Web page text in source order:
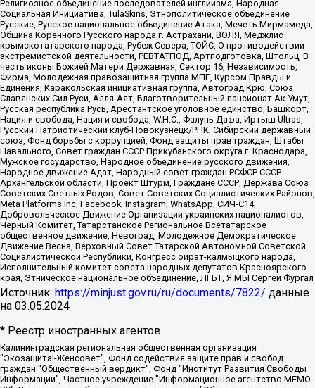
Религиозное объединение последователей инглиизма, Народная
Социальная Инициатива, TulaSkins, Этнополитическое объединение
Русские, Русское национальное объединение Атака, Мечеть Мирмамеда,
Община Коренного Русского народа г. Астрахани, ВОЛЯ, Меджлис
крымскотатарского народа, Рубеж Севера, ТОЙС, О противодействии
экстремистской деятельности, РЕВТАТПОД, Артподготовка, Штольц, В
честь иконы Божией Матери Державная, Сектор 16, Независимость,
Фирма, Молодежная правозащитная группа МПГ, Курсом Правды и
Единения, Каракольская инициативная группа, Автоград Крю, Союз
Славянских Сил Руси, Алля-Аят, Благотворительный пансионат Ак Умут,
Русская республика Русь, Арестантское уголовное единство, Башкорт,
Нация и свобода, Нация и свобода, W.H.С., Фалунь Дафа, Иртыш Ultras,
Русский Патриотический клуб-Новокузнецк/РПК, Сибирский державный
союз, Фонд борьбы с коррупцией, Фонд защиты прав граждан, Штабы
Навального, Совет граждан СССР Прикубанского округа г. Краснодара,
Мужское государство, Народное объединение русского движения,
Народное движение Адат, Народный совет граждан РСФСР СССР
Архангельской области, Проект Штурм, Граждане СССР, Держава Союз
Советских Светлых Родов, Совет Советских Социалистических Районов,
Meta Platforms Inc, Facebook, Instagram, WhatsApp, СИЧ-С14,
Добровольческое Движение Организации украинских националистов,
Черный Комитет, Татарстанское Региональное Всетатарское
общественное движение, Невоград, Молодежное Демократическое
Движение Весна, Верховный Совет Татарской Автономной Советской
Социалистической Республики, Конгресс ойрат-калмыцкого народа,
Исполнительный комитет совета народных депутатов Красноярского
края, Этническое национальное объединение, ЛГБТ, Я.МЫ Сергей Фургал
Источник: https://minjust.gov.ru/ru/documents/7822/ данные
на 03.05.2024
* Реестр иностранных агентов:
Калининградская региональная общественная организация "Экозащита!-Женсовет", Фонд содействия защите прав и свобод граждан "Общественный вердикт", Фонд "Институт Развития Свободы Информации", Частное учреждение "Информационное агентство МЕМО. РУ", Региональная общественная организация "Общественная комиссия по сохранению наследия академика Сахарова", Фонд поддержки свободы прессы, Санкт-Петербургская общественная правозащитная организация "Гражданский контроль", Межрегиональная общественная организация "Информационно-просветительский центр "Мемориал", Региональный Фонд "Центр Защиты Прав Средств Массовой Информации", с 05.12.2023 Фонд "Центр Защиты Прав Средств массовой информации", Региональная общественная благотворительная организация помощи беженцам и мигрантам "Гражданское содействие", Негосударственное образовательное учреждение дополнительного профессионального образования (повышение квалификации) специалистов "АКАДЕМИЯ ПО ПРАВАМ ЧЕЛОВЕКА", Свердловская региональная общественная организация "Сутяжник", Автономная некоммерческая организация "Центр независимых социологических исследований", Союз общественных объединений "Российский исследовательский центр по правам человека", Региональное общественное учреждение научно-информационный центр "МЕМОРИАЛ", Некоммерческая организация "Фонд защиты гласности", Автономная некоммерческая организация "Институт прав человека", Городская общественная организация "Екатеринбургское общество "МЕМОРИАЛ", Городская общественная организация "Рязанское историко-просветительское и правозащитное общество "Мемориал" (Рязанский Мемориал), Челябинский региональный орган общественной самодеятельности – женское общественное объединение "Женщины Евразии", Челябинский региональный орган общественной самодеятельности "Уральская правозащитная группа", Фонд содействия защите здоровья и социальной справедливости имени Андрея Рылькова, Автономная Некоммерческая Организация "Аналитический Центр Юрия Левады", Автономная некоммерческая организация социальной поддержки населения "Проект Апрель", Региональная общественная организация помощи женщинам и детям, находящимся в кризисной ситуации "Информационно-методический центр "Анна", Фонд содействия развитию массовых коммуникаций и правовому просвещению "Так-так-Так", Фонд содействия устойчивому развитию "Серебряная тайга", Свердловский региональный общественный фонд социальных проектов "Новое время", "Idel.Реалии", Кавказ.Реалии, Крым.Реалии, Телеканал Настоящее Время, Татаро-башкирская служба Радио Свобода (Azatliq Radiosi), Радио Свободная Европа/Радио Свобода (PCE/PC), "Сибирь.Реалии", "Фактограф", Благотворительный фонд помощи осужденным и их семьям, Автономная некоммерческая организация "Институт глобализации и социальных движений", Фонд "В защиту прав заключенных", Частное учреждение "Центр поддержки и содействия развитию средств массовой информации", Пензенский региональный общественный благотворительный фонд "Гражданский союз", "Север.Реалии", Некоммерческая организация Фонд "Правовая инициатива", Общество с ограниченной ответственностью "Радио Свободная Европа/Радио Свобода", Чешское информационное агентство "MEDIUM-ORIENT", Красноярская региональная общественная организация "Мы против СПИДа", Камалягин Денис Николаевич, Маркелов Сергей Евгеньевич, Пономарев Лев Александрович, Савицкая Людмила Алексеевна, Автономная некоммерческая организация "Центр по работе с проблемой насилия "НАСИЛИЮ.НЕТ", Межрегиональный профессиональный союз работников здравоохранения "Альянс врачей", Юридическое лицо, зарегистрированное в Латвийской Республике, SIA "Medusa Project" (регистрационный номер 40103797863, дата регистрации 10.06.2014), Некоммерческая организация "Фонд по борьбе с коррупцией", Автономная некоммерческая организация "Институт права и публичной политики", Баданин Роман Сергеевич, Гликин Максим Александрович, Железнова Мария Михайловна, Лукьянова Юлия Сергеевна, Маетная Елизавета Витальевна, Маняхин Петр Борисович, Чуракова Ольга Владимировна, Ярош Юлия Петровна, Юридическое лицо "The Insider SIA", зарегистрированное в Риге, Латвийская Республика (дата регистрации 26.06.2015), являющееся администратором доменного имени интернет-издания "The Insider SIA", https://theins.ru, Постернак Алексей Евгеньевич, Рубин Михаил Аркадьевич, Анин Роман Александрович, Юридическое лицо Istories fonds, зарегистрированное в Латвийской Республике (регистрационный номер 50008295751, дата регистрации 24.02.2020), Великовский Дмитрий Александрович, Долинина Ирина Николаевна, Мароховская Алеся Алексеевна, Шлейнов Роман Юрьевич, Шмагун Олеся Валентиновна, Общество с ограниченной ответственностью "Альтаир 2021", Общество с ограниченной ответственностью "Вега 2021", Общество с ограниченной ответственностью "Главный редактор 2021", Общество с ограниченной ответственностью "Ромашки монолит", Важенков Артем Валерьевич, Ивановская областная общественная организация "Центр гендерных исследований", Гурман Юрий Альбертович, Медиапроект "ОВД-Инфо", Егоров Владимир Владимирович, Жилинский Владимир Александрович, Общество с ограниченной ответственностью "ЗП", Иванова София Юрьевна, Карезина Инна Павловна, Кильтау Екатерина Викторовна, Петров Алексей Викторович, Пискунов Сергей Евгеньевич, Смирнов Сергей Сергеевич, Тихонов Михаил Сергеевич, Общество с ограниченной ответственностью "ЖУРНАЛИСТ-ИНОСТРАННЫЙ АГЕНТ", Арапова Галина Юрьевна, Вольтская Татьяна Анатольевна, Американская компания "Mason G.E.S. Anonymous Foundation" (США), являющаяся владельцем интернет-издания https://mnews.world/, Компания "Stichting Bellingcat", зарегистрированная в Нидерландах (дата регистрации 11.07.2018), Захаров Андрей Вячеславович, Клепиковская Екатерина Дмитриевна, Общество с ограниченной ответственностью "МЕМО", Перл Роман Александрович, Симонов Евгений Алексеевич, Соловьева Елена Анатольевна, Сотников Даниил Владимирович, Сурначева Елизавета Дмитриевна, Автономная некоммерческая организация по защите прав человека и информированию населения "Якутия – Наше Мнение", Общество с ограниченной ответственностью "Москоу диджитал медиа", с 26.01.2023 Общество с ограниченной ответственностью "Чайка Белые сады", Ветошкина Валерия Валерьевна, Заговора Максим Александрович, Межрегиональное общественное движение "Российская ЛГБТ - сеть", Оленичев Максим Владимирович, Павлов Иван Юрьевич, Скворцова Елена Сергеевна, Общество с ограниченной ответственностью "Как бы инагент", Кочетков Игорь Викторович, Общество с ограниченной ответственностью "Честные выборы", Еланчик Олег Александрович, Общество с ограниченной ответственностью "Нобелевский призыв", Гималова Регина Эмилевна, Григорьев Андрей Валерьевич, Григорьева Алина Александровна, Ассоциация по содействию защите прав призывников, альтернативнослужащих и военнослужащих "Правозащитная группа "Гражданин.Армия.Право", Хисамова Регина Фаритовна, Автономная некоммерческая организация по реализации социально-правовых программ "Лилит", Дальневосточное общественное движение "Маяк", Санкт-Петербургская ЛГБТ-инициативная группа "Выход", Инициативная группа ЛГБТ+ "Реверс", Алексеев Андрей Викторович, Бекбулатова Таисия Львовна, Беляев Иван Михайлович, Владыкина Елена Сергеевна, Гельман Марат Александрович, Никульшина Вероника Юрьевна, Толоконникова Надежда Андреевна, Шендерович Виктор Анатольевич, Общество с ограниченной ответственностью "Данное сообщение", Общество с ограниченной ответственностью Издательский дом "Новая глава", Айнбиндер Александра Александровна, Московский комьюнити-центр для ЛГБТ+инициатив, Благотворительный фонд развития филантропии, Deutsche Welle (Германия, Kurt-Schumacher-Strasse 3, 53113 Bonn), Борзунова Мария Михайловна, Воробьев Виктор Викторович, Голубева Анна Львовна, Константинова Алла Михайловна, Малкова Ирина Владимировна, Мурадов Мурад Абдулгалимович, Осетинская Елизавета Николаевна, Понасенков Евгений Николаевич, Ганапольский Матвей Юрьевич, Киселев Евгений Алексеевич, Борухович Ирина Григорьевна, Дремин Иван Тимофеевич, Дубровский Дмитрий Викторович, Красноярская региональная общественная организация поддержки и развития альтернативных образовательных технологий и межкультурных коммуникаций "ИНТЕРРА", Маяковская Екатерина Алексеевна, Фейгин Марк Захарович, Филимонов Андрей Викторович, Дзугкоева Регина Николаевна, Доброхотов Роман Александрович, Дудь Юрий Александрович, Елкин Сергей Владимирович, Кругликов Кирилл Игоревич, Сабунаева Мария Леонидовна, Семенов Алексей Владимирович, Шаинян Карен Багратович, Шульман Екатерина Михайловна, Асафьев Артур Валерьевич, Вахштайн Виктор Семенович, Венедиктов Алексей Алексеевич, Лушникова Екатерина Евгеньевна, Волков Леонид Михайлович, Невзоров Александр Глебович, Пархоменко Сергей Борисович, Сироткин Ярослав Николаевич, Кара-Мурза Владимир Владимирович, Баранова Наталья Владимировна, Гозман Леонид Яковлевич, Кагарлицкий Борис Юльевич, Климарев Михаил Валерьевич, Милов Владимир Станиславович, Автономная некоммерческая организация Краснодарский центр современного искусства "Типография", Моргенштерн Алишер Тагирович, Соболь Любовь Эдуардовна, Общество с ограниченной ответственностью "ЛИЗА НОРМ", Каспаров Гарри Кимович, Ходорковский Михаил Борисович, Общество с ограниченной ответственностью "Апрельские тезисы", Данилович Ирина Брониславовна, Кашин Олег Владимирович, Петров Николай Владимирович, Пивоваров Алексей Владимирович, Соколов Михаил Владимирович, Цветкова Юлия Владимировна, Чичваркин Евгений Александрович, Комитет против пыток/Команда против пыток, Общество с ограниченной ответственностью "Первый научный", Общество с ограниченной ответственностью "Вертолет и ко", Белоцерковская Вероника Борисовна, Кац Максим Евгеньевич, Лазарева Татьяна Юрьевна, Шаведдинов Руслан Табризович, Яшин Илья Валерьевич, Общество с ограниченной ответственностью "Иноагент ААВ", Алешковский Дмитрий Петрович, Альбац Евгения Марковна, Быков Дмитрий Львович, Галямина Юлия Евгеньевна, Лойко Сергей Леонидович, Мартынов Кирилл Константинович, Медведев Сергей Александрович, Крашенинников Федор Геннадиевич, Гордеева Катерина Вл